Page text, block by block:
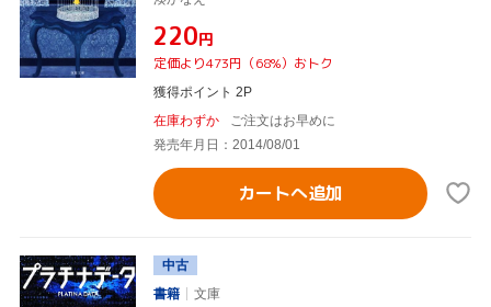
¥220円
定価より473円（68%）おトク
獲得ポイント 2P
在庫わずか
ご注文はお早めに
発売年月日：2014/08/01
カートへ追加
中古
書籍
文庫